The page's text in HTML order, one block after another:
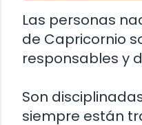
Las personas
de Capricornio
responsables y
Son
siempre están